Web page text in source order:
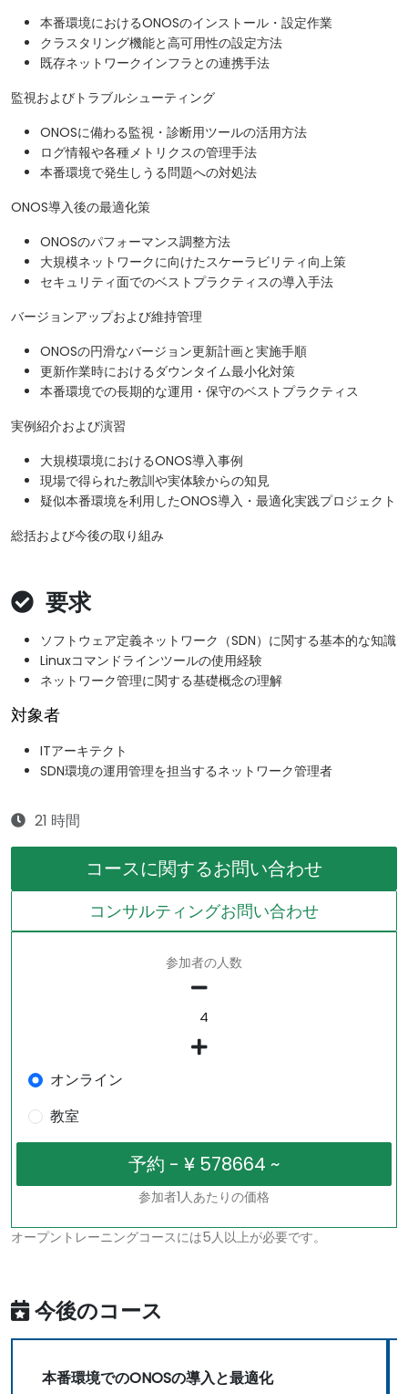
本番環境におけるONOSのインストール・設定作業
クラスタリング機能と高可用性の設定方法
既存ネットワークインフラとの連携手法
監視およびトラブルシューティング
ONOSに備わる監視・診断用ツールの活用方法
ログ情報や各種メトリクスの管理手法
本番環境で発生しうる問題への対処法
ONOS導入後の最適化策
ONOSのパフォーマンス調整方法
大規模ネットワークに向けたスケーラビリティ向上策
セキュリティ面でのベストプラクティスの導入手法
バージョンアップおよび維持管理
ONOSの円滑なバージョン更新計画と実施手順
更新作業時におけるダウンタイム最小化対策
本番環境での長期的な運用・保守のベストプラクティス
実例紹介および演習
大規模環境におけるONOS導入事例
現場で得られた教訓や実体験からの知見
疑似本番環境を利用したONOS導入・最適化実践プロジェクト
総括および今後の取り組み
要求
ソフトウェア定義ネットワーク（SDN）に関する基本的な知識
Linuxコマンドラインツールの使用経験
ネットワーク管理に関する基礎概念の理解
対象者
ITアーキテクト
SDN環境の運用管理を担当するネットワーク管理者
21 時間
コースに関するお問い合わせ
コンサルティングお問い合わせ
参加者の人数
オンライン
教室
参加者1人あたりの価格
オープントレーニングコースには5人以上が必要です。
今後のコース
本番環境でのONOSの導入と最適化